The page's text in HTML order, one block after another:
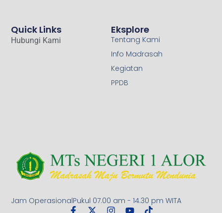
Jam OperasionalPukul 07.00 am - 14.30 pm WITA
Eksplore
Tentang Kami
Info Madrasah
Kegiatan
PPDB
Quick Links
Hubungi Kami